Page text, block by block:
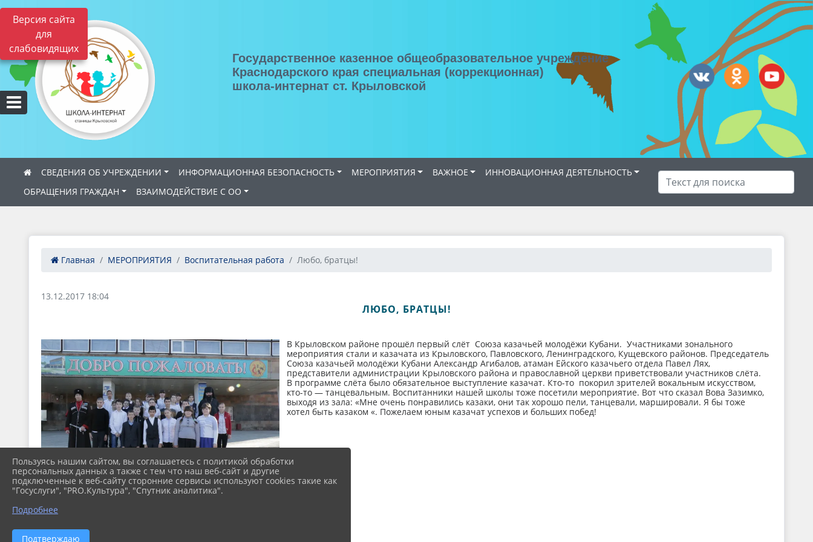
Версия сайта
для
слабовидящих
Государственное казенное общеобразовательное учреждение
Краснодарского края специальная (коррекционная)
школа-интернат ст. Крыловской
СВЕДЕНИЯ ОБ УЧРЕЖДЕНИИ ИНФОРМАЦИОННАЯ БЕЗОПАСНОСТЬ МЕРОПРИЯТИЯ ВАЖНОЕ
ИННОВАЦИОННАЯ ДЕЯТЕЛЬНОСТЬ
ОБРАЩЕНИЯ ГРАЖДАН
ВЗАИМОДЕЙСТВИЕ С ОО
Главная МЕРОПРИЯТИЯ Воспитательная работа Любо, братцы!
13.12.2017 18:04
ЛЮБО, БРАТЦЫ!
В Крыловском районе прошёл первый слёт Союза казачьей молодёжи Кубани. Участниками зонального
мероприятия стали и казачата из Крыловского, Павловского, Ленинградского, Кущевского районов. Председатель
Союза казачьей молодёжи Кубани Александр Агибалов, атаман Ейского казачьего отдела Павел Лях,
представители администрации Крыловского района и православной церкви приветствовали участников слёта.
В программе слёта было обязательное выступление казачат. Кто-то покорил зрителей вокальным искусством,
кто-то — танцевальным. Воспитанники нашей школы тоже посетили мероприятие. Вот что сказал Вова Зазимко,
выходя из зала: «Мне очень понравились казаки, они так хорошо пели, танцевали, маршировали. Я бы тоже
хотел быть казаком «. Пожелаем юным казачат успехов и больших побед!
Пользуясь нашим сайтом, вы соглашаетесь с политикой обработки
персональных данных а также с тем что наш веб-сайт и другие
подключенные к веб-сайту сторонние сервисы используют cookies такие как
"Госуслуги", "PRO.Культура", "Спутник аналитика".
Подробнее
Подтверждаю